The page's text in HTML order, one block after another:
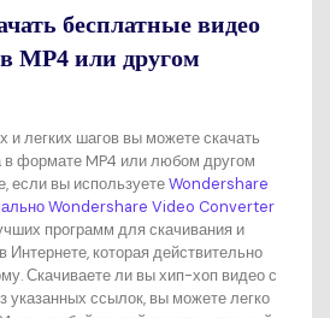
бесплатные видео
MP4 или другом
легких шагов вы можете скачать
в формате MP4 или любом другом
если вы используетеWondershare
Wondershare Video Converter
программ для скачивания и
Интернете, которая действительно
Скачиваете ли вы хип-хоп видео с
указанных ссылок, вы можете легко